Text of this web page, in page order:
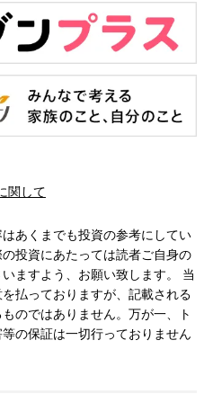
関して
あくまでも投資の参考にしてい
投資にあたっては読者ご自身の
ますよう、お願い致します。 当
払っておりますが、記載される
のではありません。万が一、ト
の保証は一切行っておりません